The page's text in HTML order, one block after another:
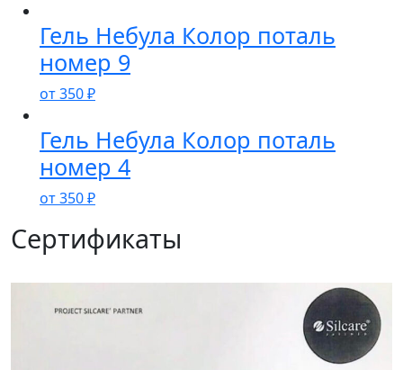
Гель Небула Колор поталь
номер 9
от350₽
Гель Небула Колор поталь
номер 4
от350₽
Сертификаты